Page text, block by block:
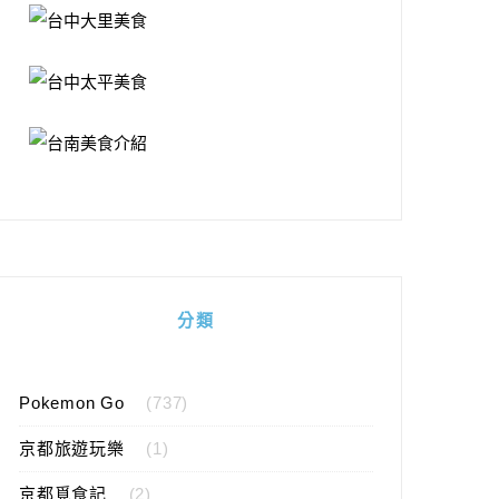
分類
Pokemon Go (737)
京都旅遊玩樂 (1)
京都覓食記 (2)